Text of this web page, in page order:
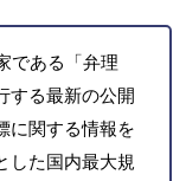
である「弁理
する最新の公開
に関する情報を
した国内最大規